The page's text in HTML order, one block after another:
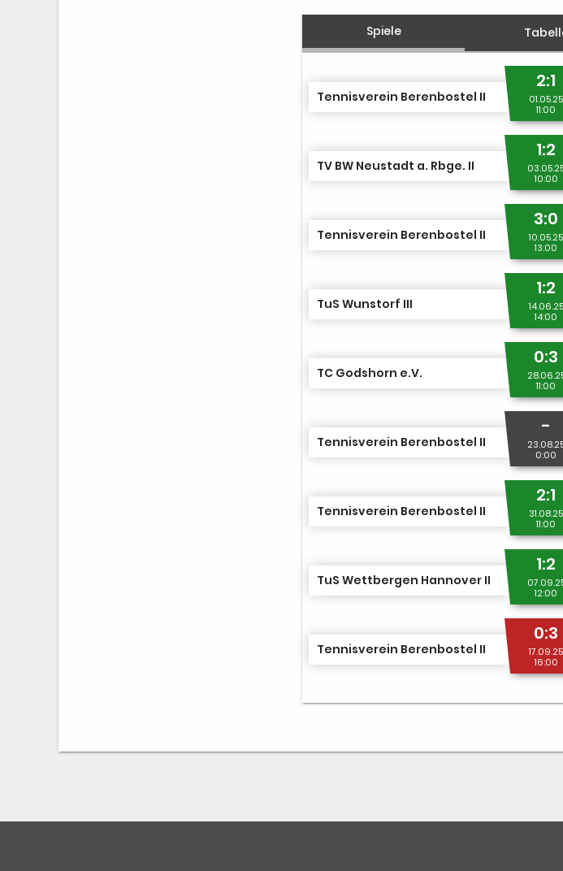
Spiele
Tennisverein Berenbostel II
2:1
01.05.25
11:00
TV BW Neustadt a. Rbge. II
1:2
10:00
Tennisverein Berenbostel II
3:0
10.05.25
13:00
TuS Wunstorf III
1:2
14.06.25
14:00
TC Godshorn e.V.
0:3
11:00
Tennisverein Berenbostel II
-
0:00
Tennisverein Berenbostel II
2:1
31.08.25
11:00
TuS Wettbergen Hannover II
1:2
12:00
Tennisverein Berenbostel II
0:3
17.09.25
16:00